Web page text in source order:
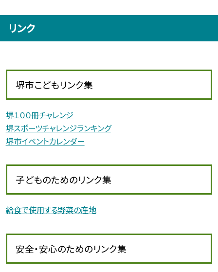
リンク
堺市こどもリンク集
堺１００冊チャレンジ
堺スポーツチャレンジランキング
堺市イベントカレンダー
子どものためのリンク集
給食で使用する野菜の産地
安全・安心のためのリンク集